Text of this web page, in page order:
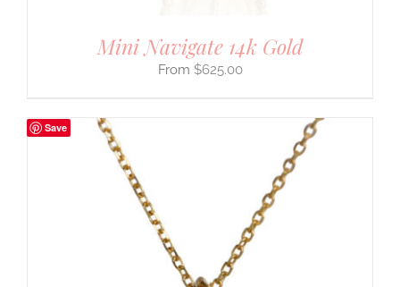
Mini Navigate 14k Gold
$625.00
Save